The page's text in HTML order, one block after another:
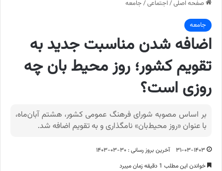
صفحه اصلی/ اجتماعی/ جامعه
جامعه
اضافه شدن مناسبت جدید به
تقویم کشور؛ روز محیط بان چه
روزی است؟
بر اساس مصوبه شورای فرهنگ عمومی کشور، هشتم آبان‌ماه،
با عنوان «روز محیط‌بان» نامگذاری و به تقویم اضافه شد.
۳۱-۰۳-۱۴۰۳
آخرین بروز رسانی : ۳۰-۰۳-۱۴۰۳
خواندن این مطلب 1 دقیقه زمان میبرد